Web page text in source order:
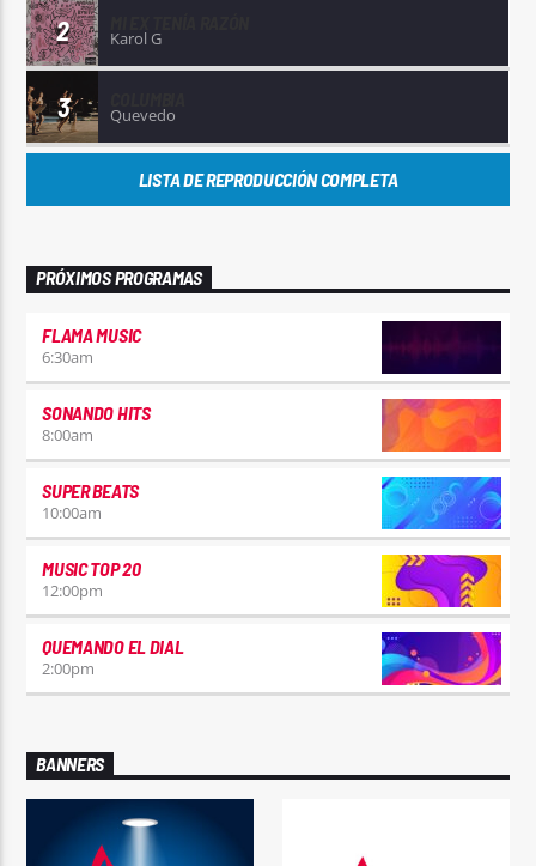
2 Karol G
3 Quevedo
LISTA DE REPRODUCCIÓN COMPLETA
PRÓXIMOS PROGRAMAS
FLAMA MUSIC
6:30am
SONANDO HITS
8:00am
SUPER BEATS
10:00am
MUSIC TOP 20
12:00pm
QUEMANDO EL DIAL
2:00pm
BANNERS